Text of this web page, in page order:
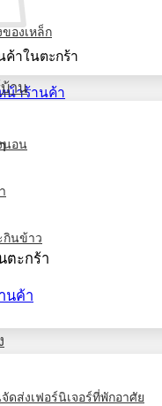
ค้าในตะกร้า
น้าร้านค้า
ตะกร้า
นค้า
องเหล็ก
าน
นอน
กินข้าว
ดส่งเฟอร์นิเจอร์ที่พักอาศัย